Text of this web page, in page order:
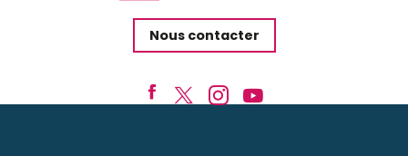
Nous contacter